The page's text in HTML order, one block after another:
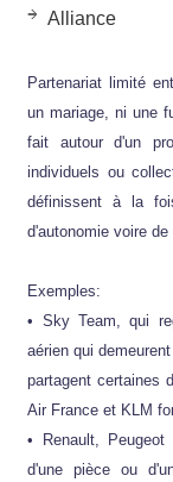
Alliance
Partenariat limité
un mariage, ni une
fait autour d'un
individuels ou
définissent à la
d'autonomie voire
Exemples:
• Sky Team, qui
aérien qui
partagent certaines
Air France et KLM
• Renault,
d'une pièce ou